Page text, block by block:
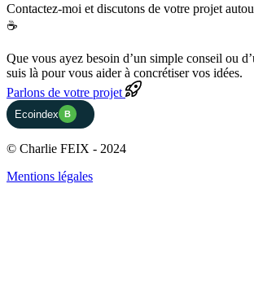
Contactez-moi et discutons de votre projet
☕
Que vous ayez besoin d’un simple conseil ou
suis là pour vous aider à concrétiser vos idées.
Parlons de votre projet
Ecoindex B
© Charlie FEIX - 2024
Mentions légales